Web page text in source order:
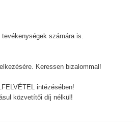
számára is.
Keressen bizalommal!
intézésében!
közvetítői díj nélkül!